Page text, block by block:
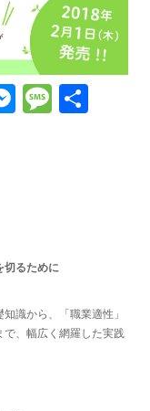
切るために
識から、「職業適性」
で、幅広く網羅した実践